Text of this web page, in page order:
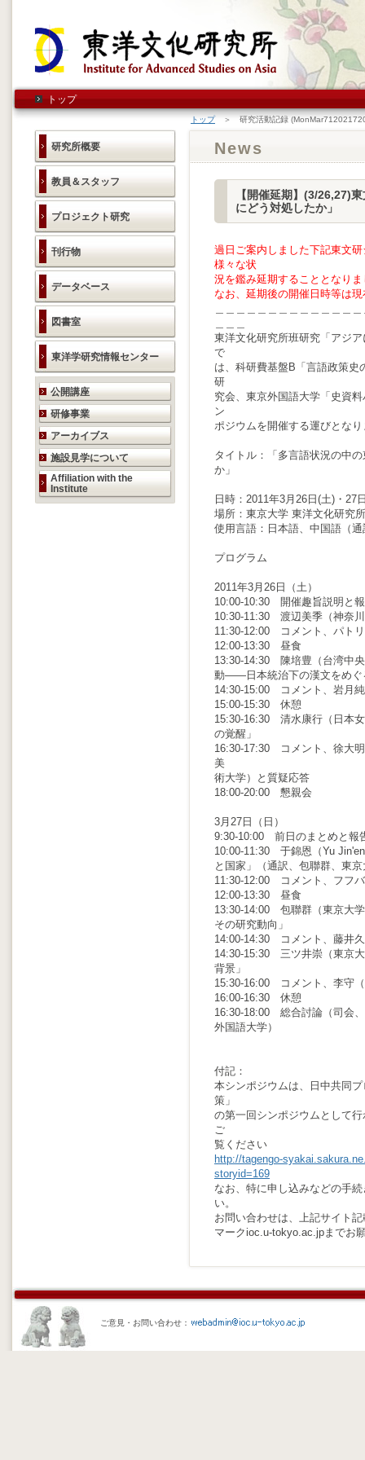
トップ
研究所概要
教員＆スタッフ
プロジェクト研究
刊行物
データベース
図書室
東洋学研究情報センター
研究活動のご案内
公開講座
研修事業
アーカイブス
施設見学について
Affiliation with the
Institute
トップ＞ 研究活動記録
News
【開催延期】(3/26,27)
にどう対処したか」
過日ご案内しました下記東文
様々な状
況を鑑み延期することとなり
なお、延期後の開催日時等は
東洋文化研究所班研究「アジ
で
は、科研費基盤B「言語政策史
研
究会、東京外国語大学「史資
ン
ポジウムを開催する運びとな
タイトル：「多言語状況の中
か」
日時：2011年3月26日(土)・27
場所：東京大学 東洋文化研究
使用言語：日本語、中国語（通
プログラム
2011年3月26日（土）
10:00-10:30 開催趣旨説明と
10:30-11:30 渡辺美季（神奈
11:30-12:00 コメント、パト
12:00-13:30 昼食
13:30-14:30 陳培豊（台湾中
動――日本統治下の漢文をめぐ
14:30-15:00 コメント、岩月
15:00-15:30 休憩
15:30-16:30 清水康行（日本
の覚醒」
16:30-17:30 コメント、徐大
美
術大学）と質疑応答
18:00-20:00 懇親会
3月27日（日）
9:30-10:00 前日のまとめと報
10:00-11:30 于錦恩（Yu
と国家」（通訳、包聯群、東
11:30-12:00 コメント、フフ
12:00-13:30 昼食
13:30-14:00 包聯群（東京大
その研究動向」
14:00-14:30 コメント、藤井
14:30-15:30 三ツ井崇（東京
背景」
15:30-16:00 コメント、李守
16:00-16:30 休憩
16:30-18:00 総合討論（司会
外国語大学）
付記：
本シンポジウムは、日中共同
策」
の第一回シンポジウムとして
ご
覧ください
http://tagengo-
storyid=169
なお、特に申し込みなどの手
い。
お問い合わせは、上記サイト
マークioc.u-tokyo.ac.jpまでお
ご意見・お問い合わせ：